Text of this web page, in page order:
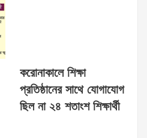
করোনাকালে শিক্ষা
প্রতিষ্ঠানের সাথে যোগাযোগ
ছিল না ২৪ শতাংশ শিক্ষার্থী